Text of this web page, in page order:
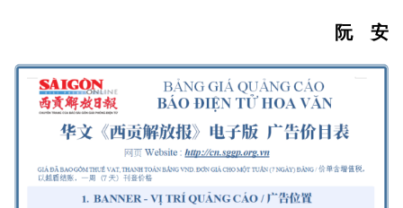
阮 安